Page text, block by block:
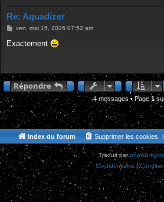
Re: Aquadizer
M
s
ven. mai 15, 2026 07:52 am
Exactement
Répondre
4 messages • Page 1
Index du forum Supprimer les cookies
Traduit parphpBB-
Confidentialité|